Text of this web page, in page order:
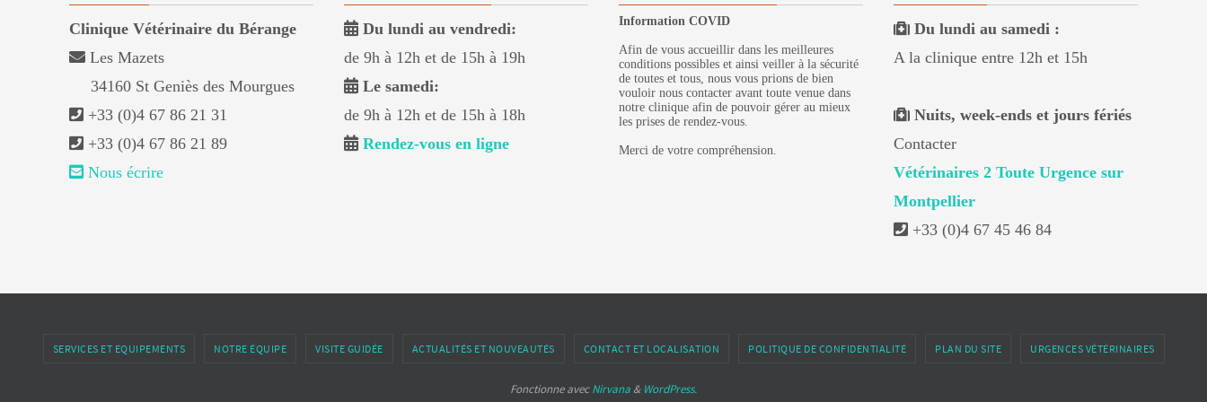
Clinique Vétérinaire du Bérange
Les Mazets
34160 St Geniès des Mourgues
+33 (0)4 67 86 21 31
+33 (0)4 67 86 21 89
Nous écrire
Du lundi au vendredi:
de 9h à 12h et de 15h à 19h
Le samedi:
de 9h à 12h et de 15h à 18h
Rendez-vous en ligne
Information COVID
Afin de vous accueillir dans les meilleures
conditions possibles et ainsi veiller à la sécurité
de toutes et tous, nous vous prions de bien
vouloir nous contacter avant toute venue dans
notre clinique afin de pouvoir gérer au mieux
les prises de rendez-vous.
Merci de votre compréhension.
Du lundi au samedi :
A la clinique entre 12h et 15h
Nuits, week-ends et jours fériés
Contacter
Vétérinaires 2 Toute Urgence sur
Montpellier
+33 (0)4 67 45 46 84
SERVICES ET EQUIPEMENTS NOTRE ÉQUIPE VISITE GUIDÉE ACTUALITÉS ET NOUVEAUTÉS CONTACT ET LOCALISATION POLITIQUE DE CONFIDENTIALITÉ PLAN DU SITE URGENCES VÉTÉRINAIRES
Fonctionne avecNirvana & WordPress.